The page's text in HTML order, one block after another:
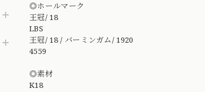
◎ホールマーク
王冠/ 18
LBS
王冠/ 18 / バーミンガム/ 1920
4559
◎素材
K18